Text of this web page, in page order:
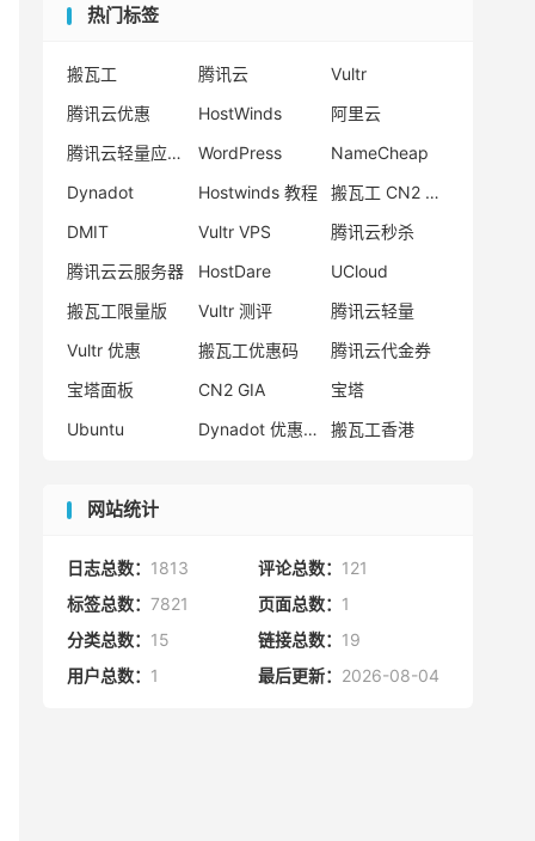
热门标签
搬瓦工 腾讯云
Vultr
腾讯云优惠
HostWinds
阿里云
腾讯云轻量应用服务器
WordPress
NameCheap
Dynadot
Hostwinds 教程
搬瓦工 CN2 GIA
DMIT
Vultr VPS
腾讯云秒杀
腾讯云云服务器
HostDare
UCloud
搬瓦工限量版
Vultr 测评
腾讯云轻量
Vultr 优惠
搬瓦工优惠码
腾讯云代金券
宝塔面板
CN2 GIA
宝塔
Ubuntu
Dynadot 优惠码 搬瓦工香港
网站统计
日志总数： 1813 评论总数： 121
标签总数： 7821 页面总数： 1
分类总数： 15 链接总数： 19
用户总数： 1 最后更新： 2026-08-04